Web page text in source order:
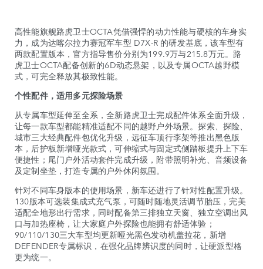
高性能旗舰路虎卫士OCTA凭借强悍的动力性能与硬核的车身实
力，成为达喀尔拉力赛冠军车型 D7X-R 的研发基底，该车型有
两款配置版本，官方指导售价分别为199.9万与215.8万元。路
虎卫士OCTA配备创新的6D动态悬架，以及专属OCTA越野模
式，可完全释放其极致性能。
个性配件，适用多元探险场景
从专属车型延伸至全系，全新路虎卫士完成配件体系全面升级，
让每一款车型都能精准适配不同的越野户外场景。探索、探险、
城市三大经典配件包优化升级，远征车顶行李架等推出黑色版
本，后护板新增哑光款式，可伸缩式与固定式侧踏板提升上下车
便捷性；尾门户外活动套件完成升级，附带照明补光、音频设备
及定制坐垫，打造专属的户外休闲氛围。
针对不同车身版本的使用场景，新车还进行了针对性配置升级。
130版本可选装集成式充气泵，可随时随地灵活调节胎压，完美
适配全地形出行需求，同时配备第三排独立天窗、独立空调出风
口与加热座椅，让大家庭户外探险也能拥有舒适体验；
90/110/130三大车型均更新哑光黑色发动机盖拉花，新增
DEFENDER专属标识，在强化品牌辨识度的同时，让硬派型格
更为统一。